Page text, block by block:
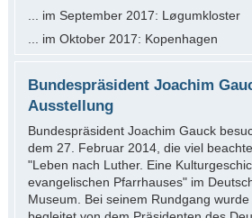
... im September 2017: Løgumkloster
... im Oktober 2017: Kopenhagen
Bundespräsident Joachim
Ausstellung
Bundespräsident Joachim Gauck
dem 27. Februar 2014, die viel
"Leben nach Luther. Eine
evangelischen Pfarrhauses" im
Museum. Bei seinem Rundgang